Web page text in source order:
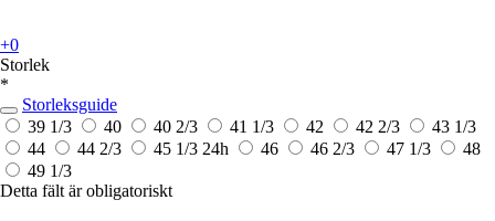
+0
Storlek
*
Storleksguide
39 1/3
40 40 2/3 41 1/3 42 42 2/3
43 1/3
44
44 2/3 45 1/3 24h 46 46 2/3 47 1/3
48
49 1/3
Detta fält är obligatoriskt